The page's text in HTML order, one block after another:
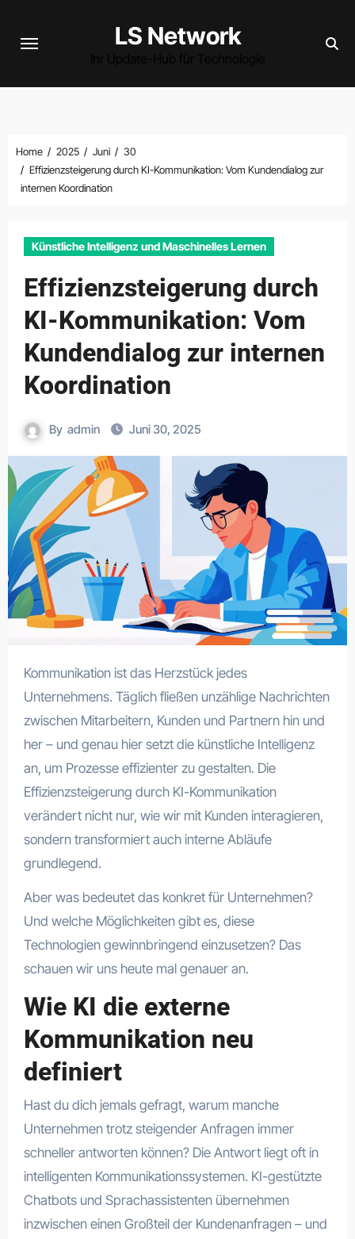
LS Network
Home 2025 Juni
30
Effizienzsteigerung durch KI-Kommunikation: Vom Kundendialog zur
internen Koordination
Künstliche Intelligenz und Maschinelles Lernen
Effizienzsteigerung durch
KI-Kommunikation: Vom
Kundendialog zur internen
Koordination
By admin Juni 30, 2025
Kommunikation ist das Herzstück jedes
Unternehmens. Täglich fließen unzählige Nachrichten
zwischen Mitarbeitern, Kunden und Partnern hin und
her – und genau hier setzt die künstliche Intelligenz
an, um Prozesse effizienter zu gestalten. Die
Effizienzsteigerung durch KI-Kommunikation
verändert nicht nur, wie wir mit Kunden interagieren,
sondern transformiert auch interne Abläufe
grundlegend.
Aber was bedeutet das konkret für Unternehmen?
Und welche Möglichkeiten gibt es, diese
Technologien gewinnbringend einzusetzen? Das
schauen wir uns heute mal genauer an.
Wie KI die externe
Kommunikation neu
definiert
Hast du dich jemals gefragt, warum manche
Unternehmen trotz steigender Anfragen immer
schneller antworten können? Die Antwort liegt oft in
intelligenten Kommunikationssystemen. KI-gestützte
Chatbots und Sprachassistenten übernehmen
inzwischen einen Großteil der Kundenanfragen – und